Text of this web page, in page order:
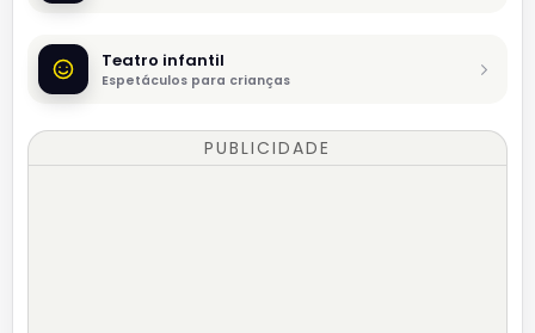
Teatro infantil
Espetáculos para crianças
PUBLICIDADE